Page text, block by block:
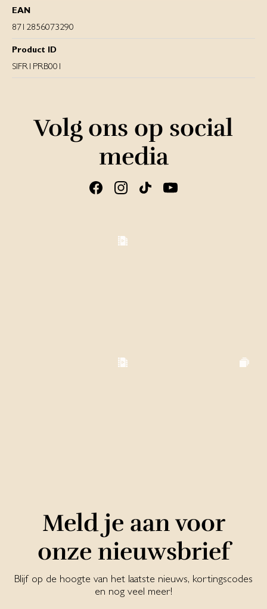
EAN
8712856073290
Product ID
SIFR1PRB001
Volg ons op social
media
Meld je aan voor
onze nieuwsbrief
Blijf op de hoogte van het laatste nieuws, kortingscodes
en nog veel meer!